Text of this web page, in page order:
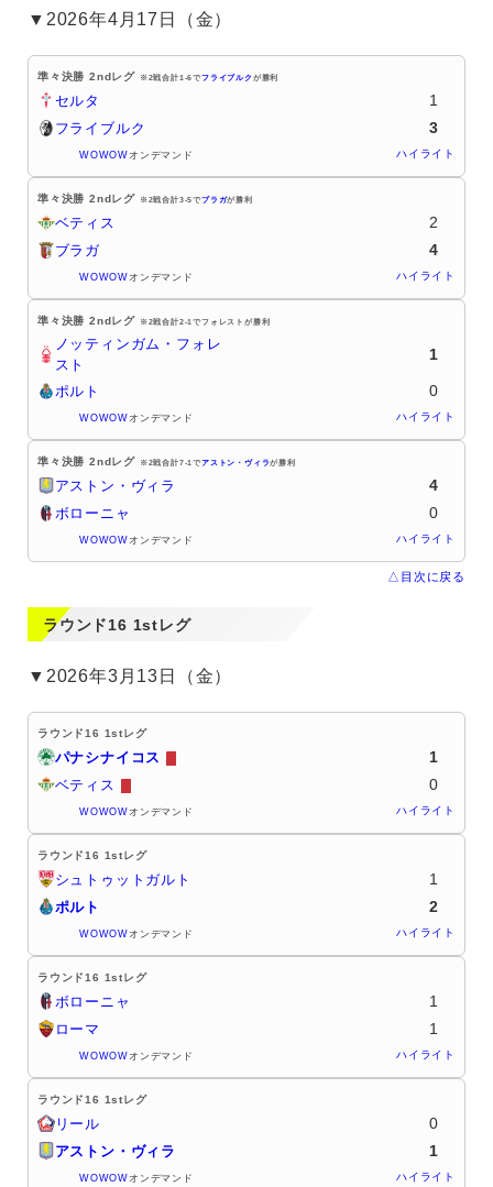
▼2026年4月17日（金）
準々決勝 2ndレグ ※2戦合計1-6でフライブルク が勝利
セルタ 1
フライブルク 3
WOWOWオンデマンド ハイライト
準々決勝 2ndレグ ※2戦合計3-5でブラガが勝利
ベティス 2
ブラガ 4
WOWOWオンデマンド ハイライト
準々決勝 2ndレグ ※2戦合計2-1でフォレストが勝利
ノッティンガム・フォレ
スト
1
ポルト 0
WOWOWオンデマンド ハイライト
準々決勝 2ndレグ ※2戦合計7-1でアストン・ヴィラが勝利
アストン・ヴィラ 4
ボローニャ 0
WOWOWオンデマンド ハイライト
△目次に戻る
ラウンド16 1stレグ
▼2026年3月13日（金）
ラウンド16 1stレグ
パナシナイコス 1
ベティス 0
WOWOW オンデマンド ハイライト
ラウンド16 1stレグ
シュトゥットガルト 1
ポルト 2
WOWOW オンデマンド ハイライト
ラウンド16 1stレグ
ボローニャ 1
ローマ 1
WOWOW オンデマンド ハイライト
ラウンド16 1stレグ
リール 0
アストン・ヴィラ 1
WOWOW オンデマンド ハイライト